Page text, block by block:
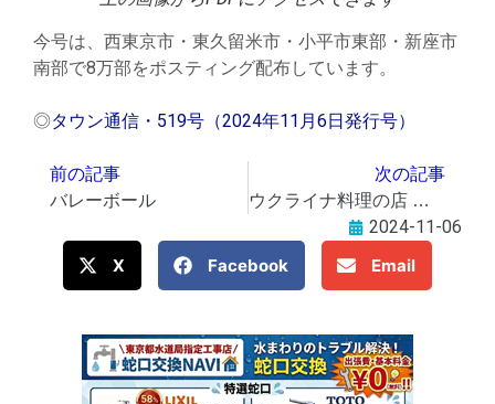
今号は、西東京市・東久留米市・小平市東部・新座市
南部で8万部をポスティング配布しています。
◎タウン通信・519号（2024年11月6日発行号）
前の記事
バレーボール
次の記事
ウクライナ料理の店 曜日限定で運営 多言語カフェなども
2024-11-06
X
Facebook Email